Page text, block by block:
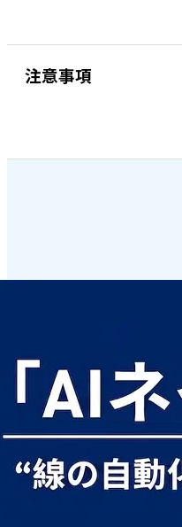
注意事項